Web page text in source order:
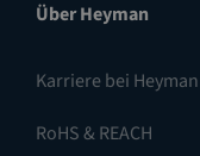
Über Heyman
Karriere bei Heyman
RoHS & REACH